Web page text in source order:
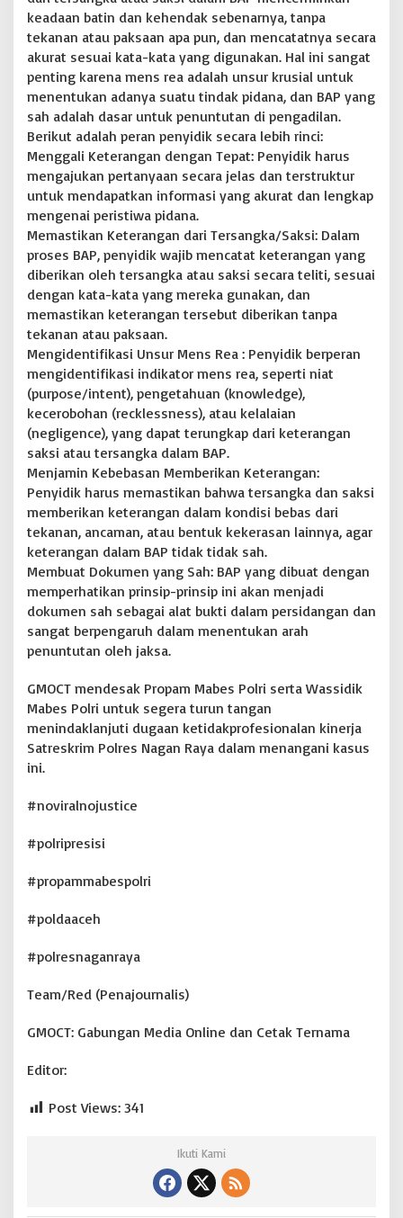
keadaan batin dan kehendak sebenarnya, tanpa
tekanan atau paksaan apa pun, dan mencatatnya secara
akurat sesuai kata-kata yang digunakan. Hal ini sangat
penting karena mens rea adalah unsur krusial untuk
menentukan adanya suatu tindak pidana, dan BAP yang
sah adalah dasar untuk penuntutan di pengadilan.
Berikut adalah peran penyidik secara lebih rinci:
Menggali Keterangan dengan Tepat: Penyidik harus
mengajukan pertanyaan secara jelas dan terstruktur
untuk mendapatkan informasi yang akurat dan lengkap
mengenai peristiwa pidana.
Memastikan Keterangan dari Tersangka/Saksi: Dalam
proses BAP, penyidik wajib mencatat keterangan yang
diberikan oleh tersangka atau saksi secara teliti, sesuai
dengan kata-kata yang mereka gunakan, dan
memastikan keterangan tersebut diberikan tanpa
tekanan atau paksaan.
Mengidentifikasi Unsur Mens Rea : Penyidik berperan
mengidentifikasi indikator mens rea, seperti niat
(purpose/intent), pengetahuan (knowledge),
kecerobohan (recklessness), atau kelalaian
(negligence), yang dapat terungkap dari keterangan
saksi atau tersangka dalam BAP.
Menjamin Kebebasan Memberikan Keterangan:
Penyidik harus memastikan bahwa tersangka dan saksi
memberikan keterangan dalam kondisi bebas dari
tekanan, ancaman, atau bentuk kekerasan lainnya, agar
keterangan dalam BAP tidak tidak sah.
Membuat Dokumen yang Sah: BAP yang dibuat dengan
memperhatikan prinsip-prinsip ini akan menjadi
dokumen sah sebagai alat bukti dalam persidangan dan
sangat berpengaruh dalam menentukan arah
penuntutan oleh jaksa.
GMOCT mendesak Propam Mabes Polri serta Wassidik
Mabes Polri untuk segera turun tangan
menindaklanjuti dugaan ketidakprofesionalan kinerja
Satreskrim Polres Nagan Raya dalam menangani kasus
ini.
#noviralnojustice
#polripresisi
#propammabespolri
#poldaaceh
#polresnaganraya
Team/Red (Penajournalis)
GMOCT: Gabungan Media Online dan Cetak Ternama
Editor:
Post Views: 341
Ikuti Kami